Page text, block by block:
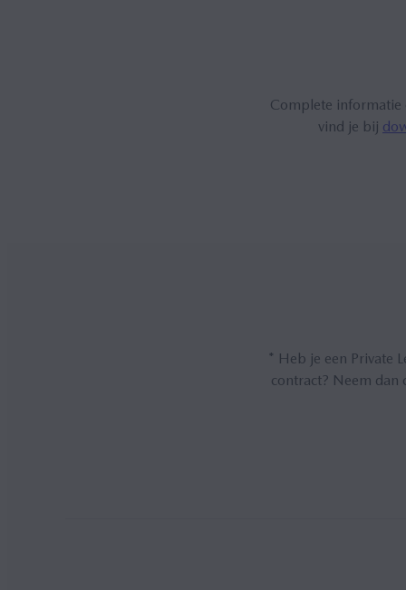
Complete informatie
vind je bij
* Heb je een Private
contract? Neem dan